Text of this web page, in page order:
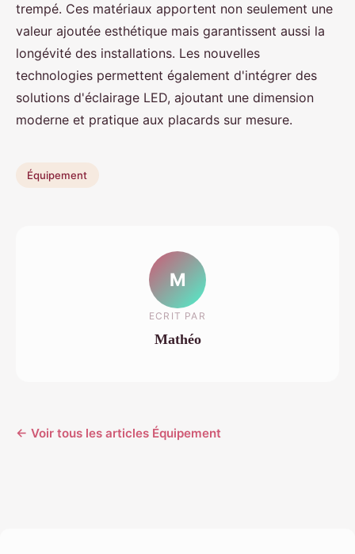
trempé. Ces matériaux apportent non seulement une
valeur ajoutée esthétique mais garantissent aussi la
longévité des installations. Les nouvelles
technologies permettent également d'intégrer des
solutions d'éclairage LED, ajoutant une dimension
moderne et pratique aux placards sur mesure.
Équipement
M
ECRIT PAR
Mathéo
← Voir tous les articles Équipement